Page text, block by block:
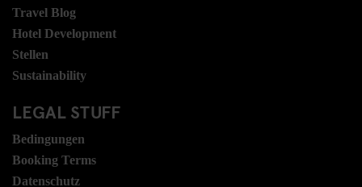
Travel Blog
Hotel Development
Stellen
Sustainability
LEGAL STUFF
Bedingungen
Booking Terms
Datenschutz